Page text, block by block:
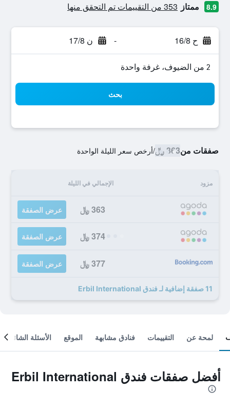
8.9 ممتاز 353 من التقييمات تم التحقق منها
ح 16/8 - ن 17/8
2 من الضيوف، غرفة واحدة
بحث
صفقات من363 ﷼ /أرخص سعر الليلة الواحدة
مزود الإجمالي في الليلة
363 ﷼ عرض الصفقة
374 ﷼ عرض الصفقة
377 ﷼ عرض الصفقة
11 صفقة إضافية لـ فندق Erbil International
لمحة عن التقييمات فنادق مشابهة الموقع الأسئلة الشائعة
أفضل صفقات فندق Erbil International